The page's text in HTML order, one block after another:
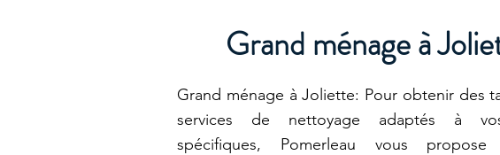
Grand ménage à
Grand ménage à Joliette: Pour obtenir des
services de nettoyage adaptés à
spécifiques, Pomerleau vous